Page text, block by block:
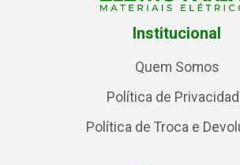
Institucional
Quem Somos
Política de
Política de Troca e